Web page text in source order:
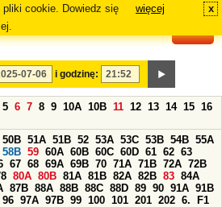
cookie. Dowiedz się
więcej x
i godzinę:
5 6 7 8 9 10A 10B 11 12 13 14 15 16
50B 51A 51B 52 53A 53C 53B 54B 55A
58B 59 60A 60B 60C 60D 61 62 63
67 68 69A 69B 70 71A 71B 72A 72B
80A 80B 81A 81B 82A 82B 83 84A
87B 88A 88B 88C 88D 89 90 91A 91B
96 97A 97B 99 100 101 201 202 6.
F1